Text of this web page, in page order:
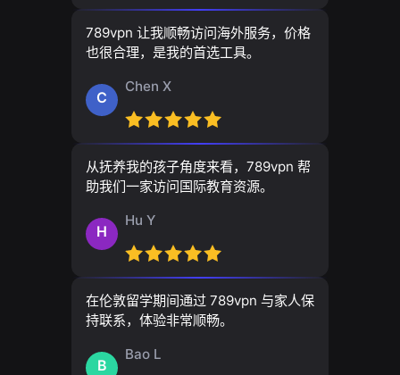
789vpn 让我顺畅访问海外服务，价格
也很合理，是我的首选工具。
C
Chen X
从抚养我的孩子角度来看，789vpn 帮
助我们一家访问国际教育资源。
H
Hu Y
在伦敦留学期间通过 789vpn 与家人保
持联系，体验非常顺畅。
B
Bao L